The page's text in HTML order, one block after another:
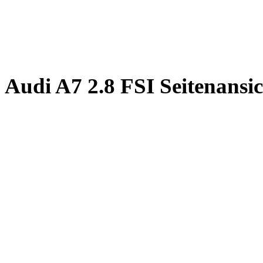
Audi A7 2.8 FSI